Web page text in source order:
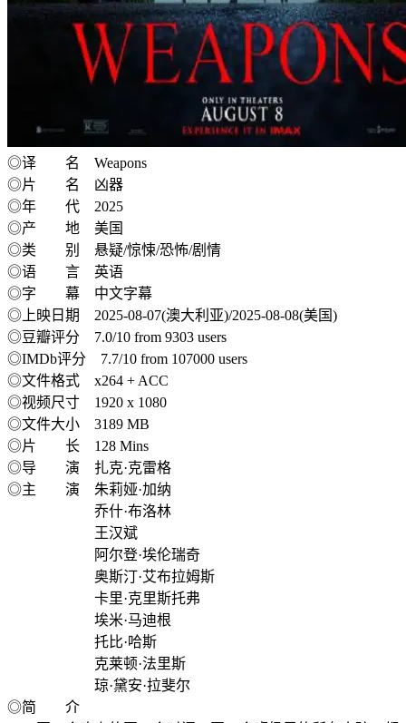
◎译 名 Weapons
◎片 名 凶器
◎年 代 2025
◎产 地 美国
◎类 别 悬疑/惊悚/恐怖/剧情
◎语 言 英语
◎字 幕 中文字幕
◎上映日期 2025-08-07(澳大利亚)/2025-08-08(美国)
◎豆瓣评分 7.0/10 from 9303 users
◎IMDb评分 7.7/10 from 107000 users
◎文件格式 x264 + ACC
◎视频尺寸 1920 x 1080
◎文件大小 3189 MB
◎片 长 128 Mins
◎导 演 扎克·克雷格
◎主 演 朱莉娅·加纳
乔什·布洛林
王汉斌
阿尔登·埃伦瑞奇
奥斯汀·艾布拉姆斯
卡里·克里斯托弗
埃米·马迪根
托比·哈斯
克莱顿·法里斯
琼·黛安·拉斐尔
◎简 介